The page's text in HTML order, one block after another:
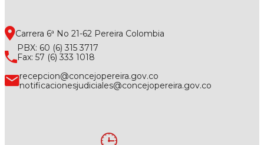
Carrera 6ª No 21-62 Pereira Colombia
PBX: 60 (6) 315 3717
Fax: 57 (6) 333 1018
recepcion@concejopereira.gov.co
notificacionesjudiciales@concejopereira.gov.co